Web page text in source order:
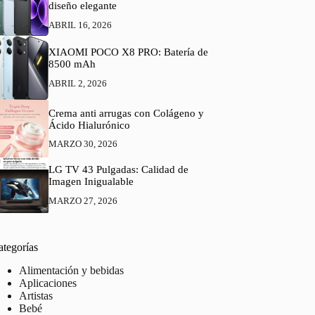
diseño elegante
ABRIL 16, 2026
XIAOMI POCO X8 PRO: Batería de
8500 mAh
ABRIL 2, 2026
Crema anti arrugas con Colágeno y
Ácido Hialurónico
MARZO 30, 2026
LG TV 43 Pulgadas: Calidad de
Imagen Inigualable
MARZO 27, 2026
Alimentación y bebidas
Aplicaciones
Artistas
Bebé